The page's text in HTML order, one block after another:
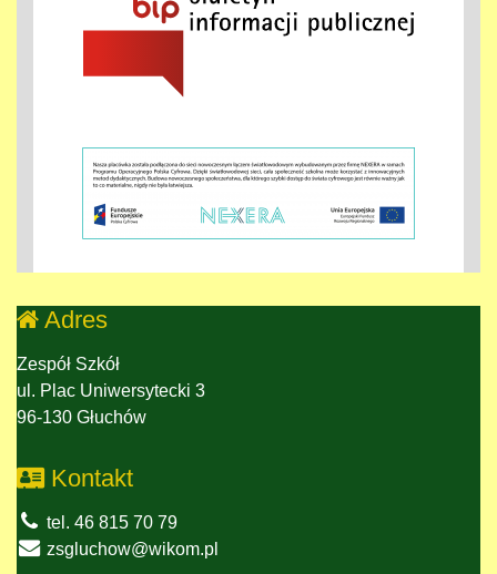
Adres
Zespół Szkół
ul. Plac Uniwersytecki 3
96-130 Głuchów
Kontakt
tel. 46 815 70 79
zsgluchow@wikom.pl